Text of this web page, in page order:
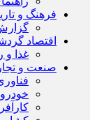
فرهنگ و
اقتصاد
غذا و
صنعت و
خودرو